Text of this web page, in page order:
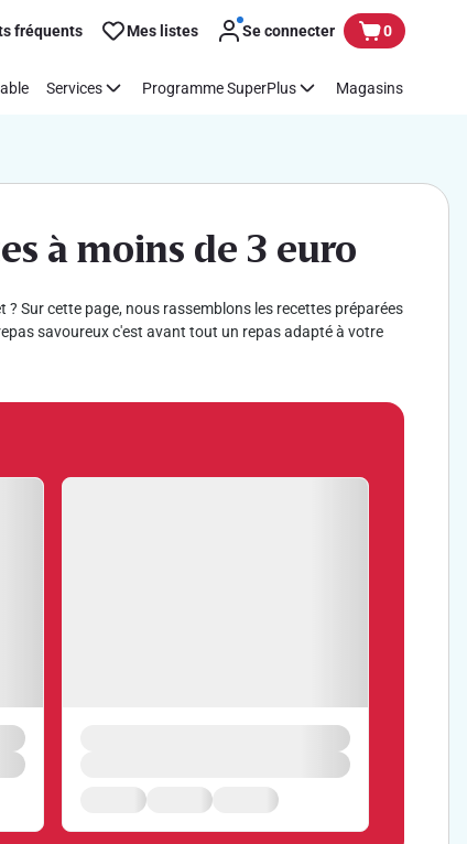
fréquents Mes listes Se connecter 0
Services Programme SuperPlus Magasins
à moins de 3 euro
Sur cette page, nous rassemblons les recettes préparées
savoureux c'est avant tout un repas adapté à votre